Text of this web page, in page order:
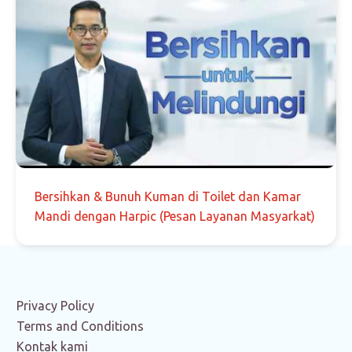
Bersihkan & Bunuh Kuman di Toilet dan Kamar
Mandi dengan Harpic (Pesan Layanan Masyarkat)
Privacy Policy
Terms and Conditions
Kontak kami